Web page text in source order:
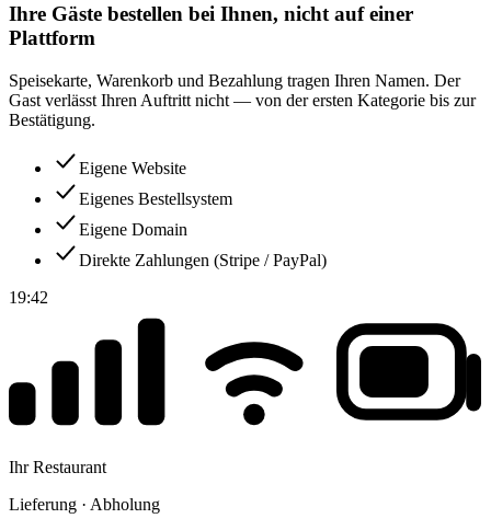
Ihre Gäste bestellen bei Ihnen, nicht auf einer
Plattform
Speisekarte, Warenkorb und Bezahlung tragen Ihren Namen. Der
Gast verlässt Ihren Auftritt nicht — von der ersten Kategorie bis zur
Bestätigung.
Eigene Website
Eigenes Bestellsystem
Eigene Domain
Direkte Zahlungen (Stripe / PayPal)
19:42
Ihr Restaurant
Lieferung · Abholung